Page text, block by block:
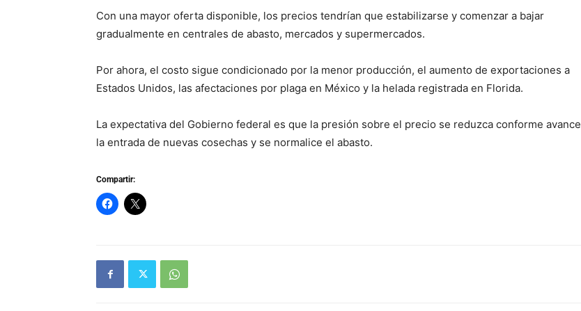
Con una mayor oferta disponible, los precios tendrían que estabilizarse y comenzar a bajar
gradualmente en centrales de abasto, mercados y supermercados.
Por ahora, el costo sigue condicionado por la menor producción, el aumento de exportaciones a
Estados Unidos, las afectaciones por plaga en México y la helada registrada en Florida.
La expectativa del Gobierno federal es que la presión sobre el precio se reduzca conforme avance
la entrada de nuevas cosechas y se normalice el abasto.
Compartir: